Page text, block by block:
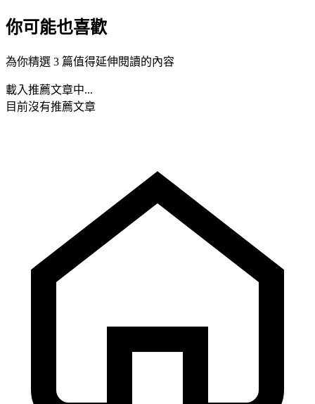
你可能也喜歡
為你精選 3 篇值得延伸閱讀的內容
載入推薦文章中...
目前沒有推薦文章